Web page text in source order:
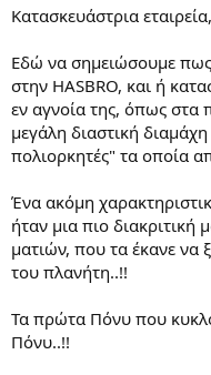
Κατασκευάστρια
Εδώ να σημειώσουμε
στην HASBRO, και ή
εν αγνοία της, όπως στα
μεγάλη διαστική
πολιορκητές" τα οποία
Ένα ακόμη
ήταν μια πιο
ματιών, που τα έκανε
του πλανήτη..!!
Τα πρώτα Πόνυ που
Πόνυ..!!